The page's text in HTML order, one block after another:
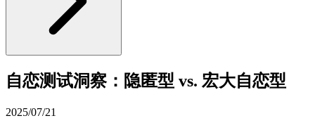
自恋测试洞察：隐匿型 vs. 宏大自恋型
2025/07/21